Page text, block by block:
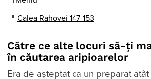
📍 Calea Rahovei 147-153
Către ce alte locuri să-ți
în căutarea aripioarelor
Era de așteptat ca un preparat